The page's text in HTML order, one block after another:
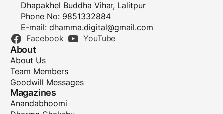
Dhapakhel Buddha Vihar, Lalitpur
Phone No: 9851332884
E-mail: dhamma.digital@gmail.com
Facebook YouTube
About
About Us
Team Members
Goodwill Messages
Magazines
Anandabhoomi